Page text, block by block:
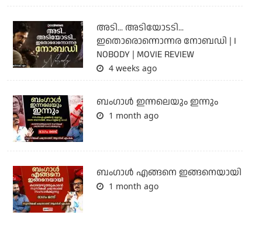
അടി... അടിയോടടി...
ഇതൊരൊന്നൊന്നര നോബഡി | I
NOBODY | MOVIE REVIEW
4 weeks ago
ബംഗാള്‍ ഇന്നലെയും ഇന്നും
1 month ago
ബം​ഗാൾ എങ്ങനെ ഇങ്ങനെയായി
1 month ago